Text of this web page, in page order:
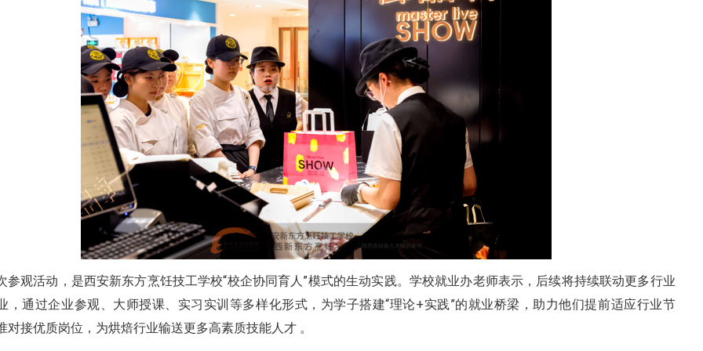
参观活动，是西安新东方烹饪技工学校“校企协同育人”模式的生动实践。学校就业办老师表示，后续将持续联动更多行业
，通过企业参观、大师授课、实习实训等多样化形式，为学子搭建“理论+实践”的就业桥梁，助力他们提前适应行业节
对接优质岗位，为烘焙行业输送更多高素质技能人才 。